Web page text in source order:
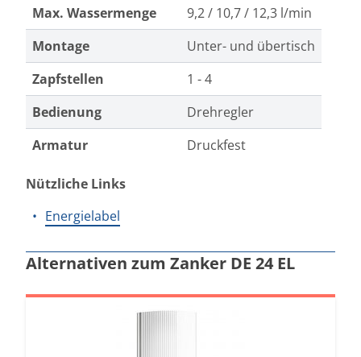
Max. Wassermenge
9,2 / 10,7 / 12,3 l/min
Montage
Unter- und übertisch
Zapfstellen
1 - 4
Bedienung
Drehregler
Armatur
Druckfest
Nützliche Links
Energielabel
Alternativen zum Zanker DE 24 EL